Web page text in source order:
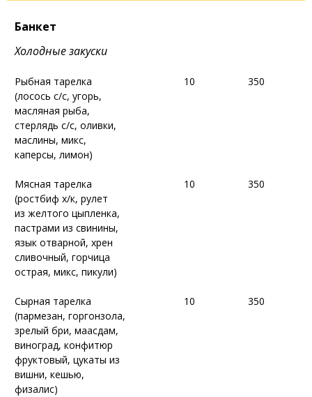
Банкет
Холодные закуски
Рыбная тарелка
(лосось с/с, угорь,
масляная рыба,
стерлядь с/с, оливки,
маслины, микс,
каперсы, лимон)
10 350
Мясная тарелка
(ростбиф х/к, рулет
из желтого цыпленка,
пастрами из свинины,
язык отварной, хрен
сливочный, горчица
острая, микс, пикули)
10 350
Сырная тарелка
(пармезан, горгонзола,
зрелый бри, маасдам,
виноград, конфитюр
фруктовый, цукаты из
вишни, кешью,
физалис)
10 350
Банкет
Холодные закуски
Рыбная тарелка
(лосось с/с, угорь,
масляная рыба,
стерлядь с/с, оливки,
маслины, микс,
каперсы, лимон)
10 350
Мясная тарелка
(ростбиф х/к, рулет
из желтого цыпленка,
пастрами из свинины,
язык отварной, хрен
сливочный, горчица
острая, микс, пикули)
10 350
Сырная тарелка
(пармезан, горгонзола,
зрелый бри, маасдам,
виноград, конфитюр
фруктовый, цукаты из
вишни, кешью,
физалис)
10 350